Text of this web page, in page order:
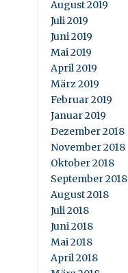
August 2019
Juli 2019
Juni 2019
Mai 2019
April 2019
März 2019
Februar 2019
Januar 2019
Dezember 2018
November 2018
Oktober 2018
September 2018
August 2018
Juli 2018
Juni 2018
Mai 2018
April 2018